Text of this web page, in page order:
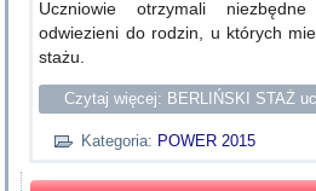
Uczniowie otrzymali
odwiezieni do rodzin, u których
stażu.
Czytaj więcej: BERLIŃSKI STAŻ
Kategoria: POWER 2015